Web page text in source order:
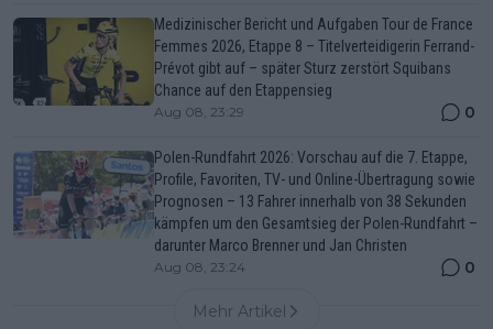
Medizinischer Bericht und Aufgaben Tour de France
Femmes 2026, Etappe 8 – Titelverteidigerin Ferrand-
Prévot gibt auf – später Sturz zerstört Squibans
Chance auf den Etappensieg
Aug 08, 23:29 0
Polen-Rundfahrt 2026: Vorschau auf die 7. Etappe,
Profile, Favoriten, TV- und Online-Übertragung sowie
Prognosen – 13 Fahrer innerhalb von 38 Sekunden
kämpfen um den Gesamtsieg der Polen-Rundfahrt –
darunter Marco Brenner und Jan Christen
Aug 08, 23:24 0
Mehr Artikel